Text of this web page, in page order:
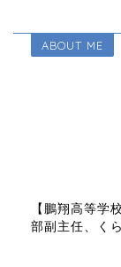
ABOUT ME
【鵬翔高等
部副主任、く